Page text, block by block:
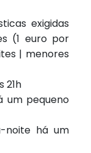
exigidas
(1 euro por
| menores
21h
um pequeno
noite há um